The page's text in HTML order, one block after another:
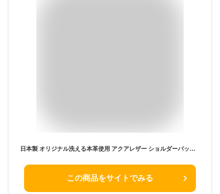
日本製 オリジナル洗える本革使用 アクアレザー ショルダーバッグ あす楽 レザーバッグ レディース 本革 日本製 A4対応 多機能 大きめ ビジネスにも使える 日本製のオリジナルバッグ 大容量 旅行 ユニセックス メンズ 丸洗いできる #olt21SS
この商品をサイトでみる